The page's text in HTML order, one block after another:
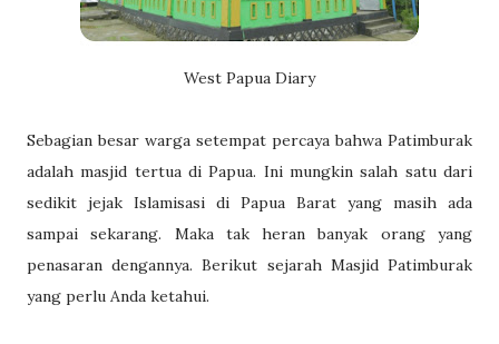
West Papua Diary
Sebagian besar warga setempat percaya bahwa Patimburak
adalah masjid tertua di Papua. Ini mungkin salah satu dari
sedikit jejak Islamisasi di Papua Barat yang masih ada
sampai sekarang. Maka tak heran banyak orang yang
penasaran dengannya. Berikut sejarah Masjid Patimburak
yang perlu Anda ketahui.